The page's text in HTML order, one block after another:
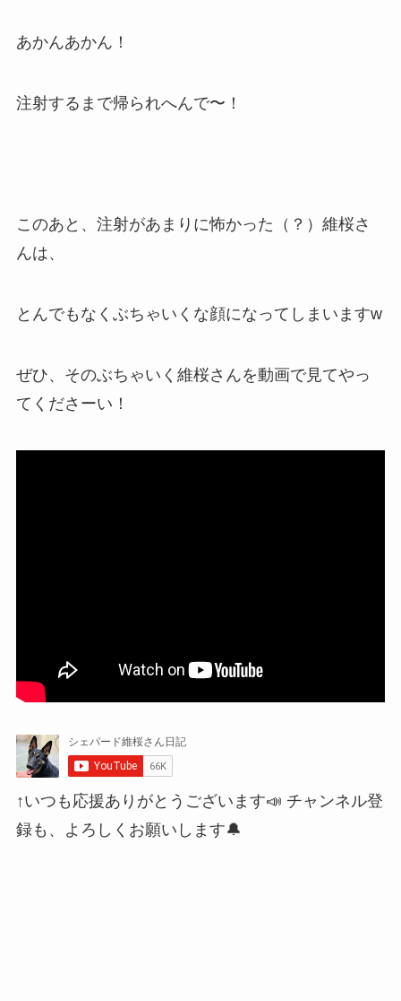
あかんあかん！
注射するまで帰られへんで〜！
このあと、注射があまりに怖かった（？）維桜さ
んは、
とんでもなくぶちゃいくな顔になってしまいますw
ぜひ、そのぶちゃいく維桜さんを動画で見てやっ
てくださーい！
↑いつも応援ありがとうございます📣 チャンネル登
録も、よろしくお願いします🔔